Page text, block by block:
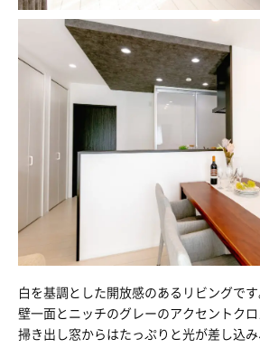
白を基調とした開放感のあるリビングです
壁一面とニッチのグレーのアクセントクロ
掃き出し窓からはたっぷりと光が差し込